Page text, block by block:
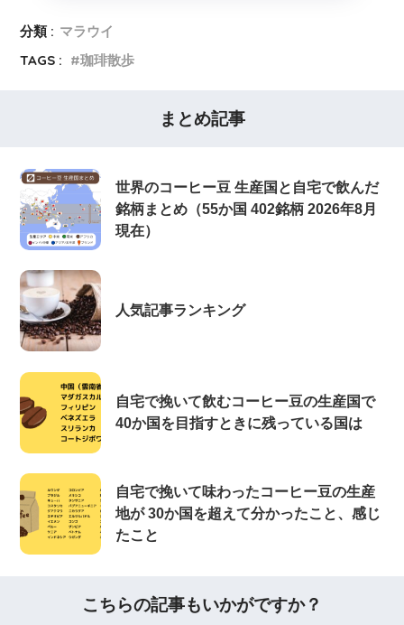
分類 : マラウイ
TAGS :
珈琲散歩
まとめ記事
世界のコーヒー豆 生産国と自宅で飲んだ
銘柄まとめ（55か国 402銘柄 2026年8月
現在）
人気記事ランキング
自宅で挽いて飲むコーヒー豆の生産国で
40か国を目指すときに残っている国は
自宅で挽いて味わったコーヒー豆の生産
地が 30か国を超えて分かったこと、感じ
たこと
こちらの記事もいかがですか？